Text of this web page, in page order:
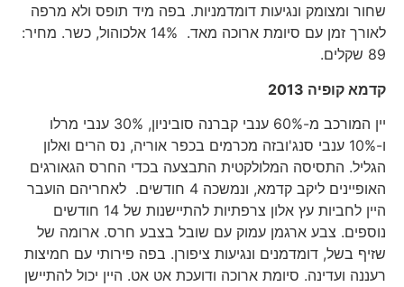
שחור ומצומק ונגיעות דומדמניות. בפה מיד תופס ולא מרפה
לאורך זמן עם סיומת ארוכה מאד. 14% אלכוהול, כשר. מחיר:
קדמא קופיה 2013
יין המורכב מ-60% ענבי קברנה סוביניון, 30% ענבי מרלו
ו-10% ענבי סנג'ובזה מכרמים בכפר אוריה, נס הרים ואלון
הגליל. התסיסה המלולקטית התבצעה בכדי החרס הגאורגים
האופיינים ליקב קדמא, ונמשכה 4 חודשים. לאחריהם הועבר
היין לחביות עץ אלון צרפתיות להתיישנות של 14 חודשים
נוספים. צבע ארגמן עמוק עם שובל בצבע חרס. ארומה של
שזיף בשל, דומדמנים ונגיעות ציפורן. בפה פירותי עם חמיצות
רעננה ועדינה. סיומת ארוכה ודועכת אט אט. היין יכול להתיישן